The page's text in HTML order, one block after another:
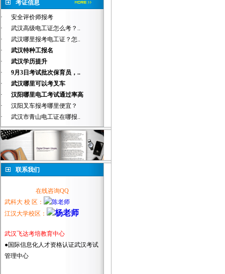
考证信息
·
安全评价师报考
·
武汉高级电工证怎么考？..
·
武汉哪里报考电工证？怎..
·
武汉特种工报名
·
武汉学历提升
·
9月3日考试批次保育员，..
·
武汉哪里可以考叉车
·
汉阳哪里电工考试通过率高
·
汉阳叉车报考哪里便宜？
·
武汉市青山电工证在哪报..
联系我们
在线咨询QQ
武科大 校 区：
江汉大学校区：
武汉飞达考培教育中心
●国际信息化人才资格认证武汉考试
管理中心